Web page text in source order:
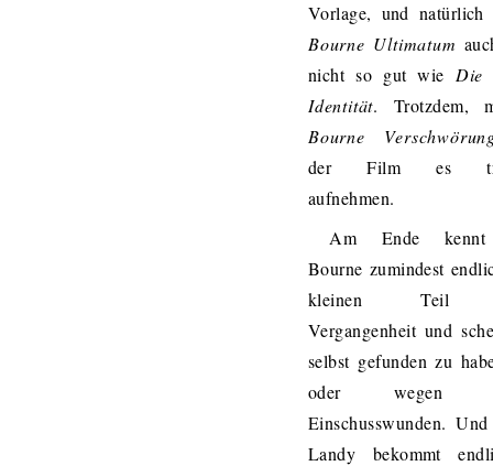
Vorlage, und
Bourne Ultimatum
nicht so gut wie Die
Identität. Trotzdem,
Bourne
der Film es
aufnehmen.
Am Ende kennt
Bourne zumindest
kleinen Teil
Vergangenheit und
selbst gefunden zu
oder wegen
Einschusswunden.
Landy bekommt